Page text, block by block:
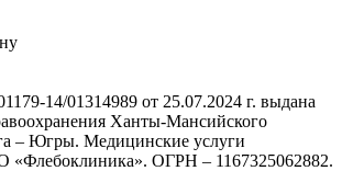
14/01314989 от 25.07.2024 г. выдана
Ханты-Мансийского
– Югры. Медицинские услуги
«Флебоклиника». ОГРН – 1167325062882.